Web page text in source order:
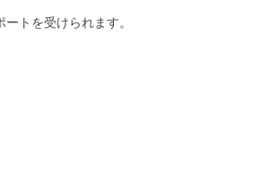
トを受けられます。